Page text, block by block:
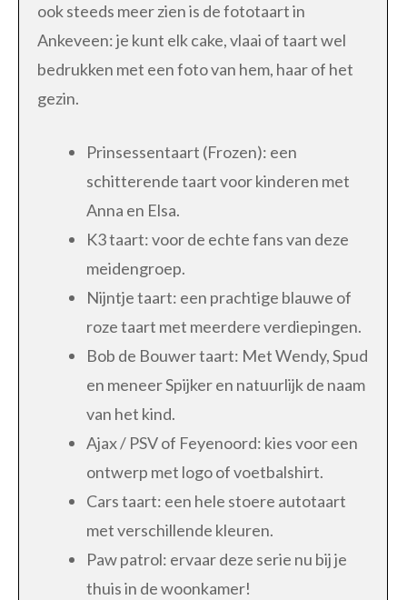
ook steeds meer zien is de fototaart in
Ankeveen: je kunt elk cake, vlaai of taart wel
bedrukken met een foto van hem, haar of het
gezin.
Prinsessentaart (Frozen): een
schitterende taart voor kinderen met
Anna en Elsa.
K3 taart: voor de echte fans van deze
meidengroep.
Nijntje taart: een prachtige blauwe of
roze taart met meerdere verdiepingen.
Bob de Bouwer taart: Met Wendy, Spud
en meneer Spijker en natuurlijk de naam
van het kind.
Ajax / PSV of Feyenoord: kies voor een
ontwerp met logo of voetbalshirt.
Cars taart: een hele stoere autotaart
met verschillende kleuren.
Paw patrol: ervaar deze serie nu bij je
thuis in de woonkamer!